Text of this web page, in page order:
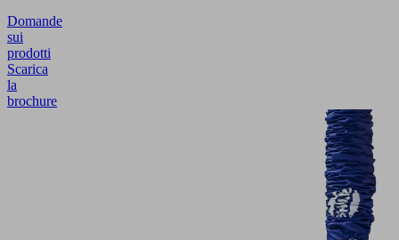
Domande
sui
prodotti
Scarica
la
brochure